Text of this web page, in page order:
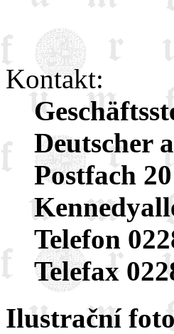
Kontakt:
Deutscher
Postfach
Telefon
Telefax
Ilustrační